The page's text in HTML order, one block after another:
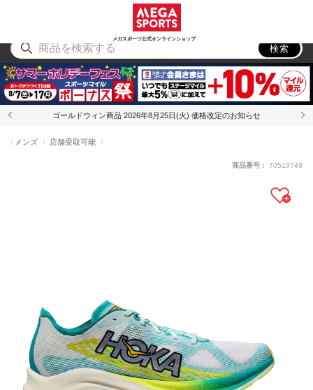
メガスポーツ公式オンラインショップ
アウトドア
検索
ゴールドウィン商品 2026年8月25日(火) 価格改定のお知らせ
メンズ 店舗受取可能
商品番号： 70519749